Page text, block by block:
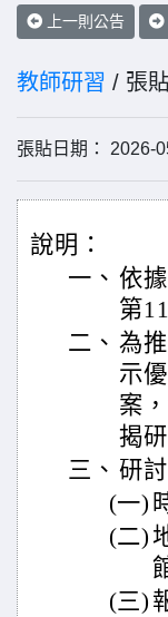
上一則公告
教師研習 / 張
張貼日期： 2026-
說明：
一、 依
第
二、 為
示
案
揭
三、 研
(一)
(二)
(三)